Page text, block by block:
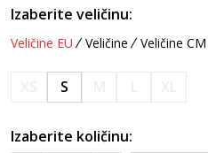
Izaberite veličinu:
Veličine EU Veličine Veličine CM
S
Izaberite količinu: